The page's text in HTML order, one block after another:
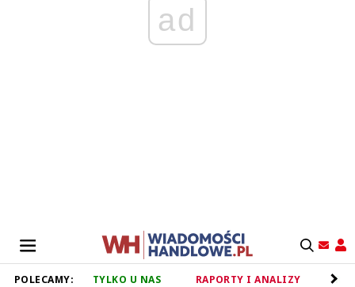
ad
POLECAMY: TYLKO U NAS RAPORTY I ANALIZY